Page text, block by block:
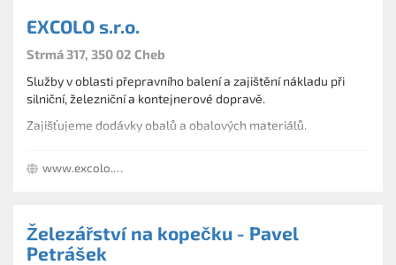
EXCOLO s.r.o.
Strmá 317, 350 02 Cheb
Služby v oblasti přepravního balení a zajištění nákladu při
silniční, železniční a kontejnerové dopravě.
Zajišťujeme dodávky obalů a obalových materiálů.
www.excolo.cz
Železářství na kopečku - Pavel
Petrášek